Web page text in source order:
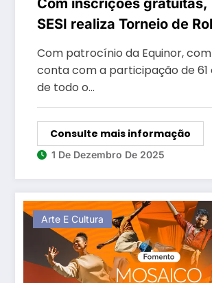
Com inscrições gratuitas,
SESI realiza Torneio de
na unidade de Nova Iguaçu
Com patrocínio da Equinor,
conta com a participação de 61
de todo o…
Consulte mais informação
1 De Dezembro De 2025
Arte E Cultura